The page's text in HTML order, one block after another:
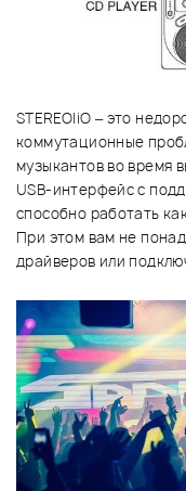
STEREO|iO – это
коммутационные
музыкантов во время
USB-интерфейс с
способно работать
При этом вам не
драйверов или